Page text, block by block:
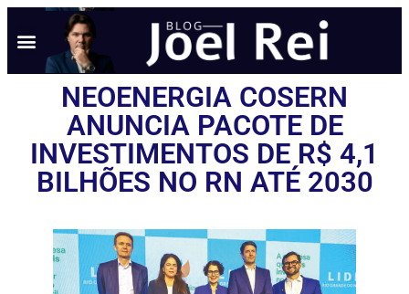
NEOENERGIA COSERN
ANUNCIA PACOTE DE
INVESTIMENTOS DE R$ 4,1
BILHÕES NO RN ATÉ 2030